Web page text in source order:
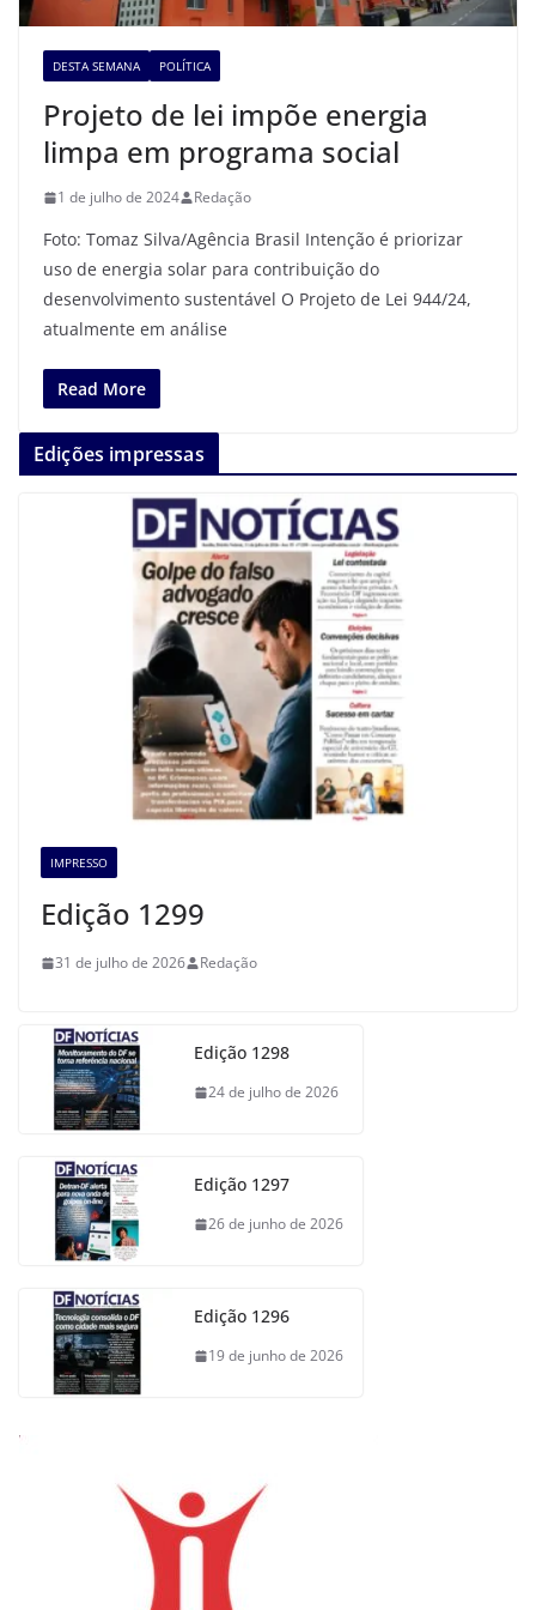
DESTA SEMANA POLÍTICA
Projeto de lei impõe energia
limpa em programa social
1 de julho de 2024 Redação
Foto: Tomaz Silva/Agência Brasil Intenção é priorizar
uso de energia solar para contribuição do
desenvolvimento sustentável O Projeto de Lei 944/24,
atualmente em análise
Read More
Edições impressas
IMPRESSO
Edição 1299
31 de julho de 2026 Redação
Edição 1298
24 de julho de 2026
Edição 1297
26 de junho de 2026
Edição 1296
19 de junho de 2026